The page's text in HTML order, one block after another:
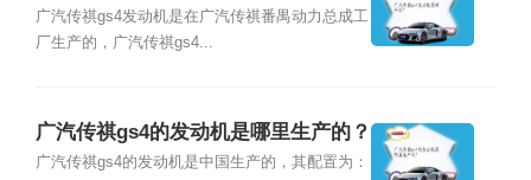
广汽传祺gs4发动机是在广汽传祺番禺动力总成工
厂生产的，广汽传祺gs4...
广汽传祺gs4的发动机是哪里生产的？
广汽传祺gs4的发动机是中国生产的，其配置为：